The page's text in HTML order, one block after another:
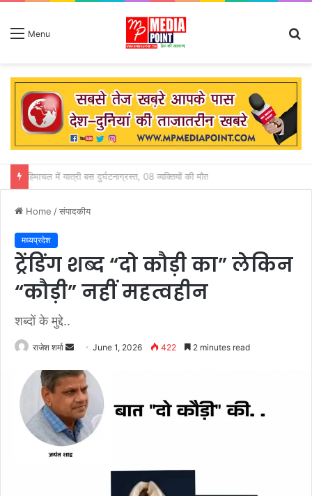
Menu
Home /संपादकीय
मध्यप्रदेश
ट्रेंडिंग शब्द “दो कौड़ी का” लेकिन
“कौड़ी” नहीं महत्वहीन
शब्दों के मुद्दे..
राजेश शर्मा
n
d
a
n
e
June 1, 2026 422 2 minutes read